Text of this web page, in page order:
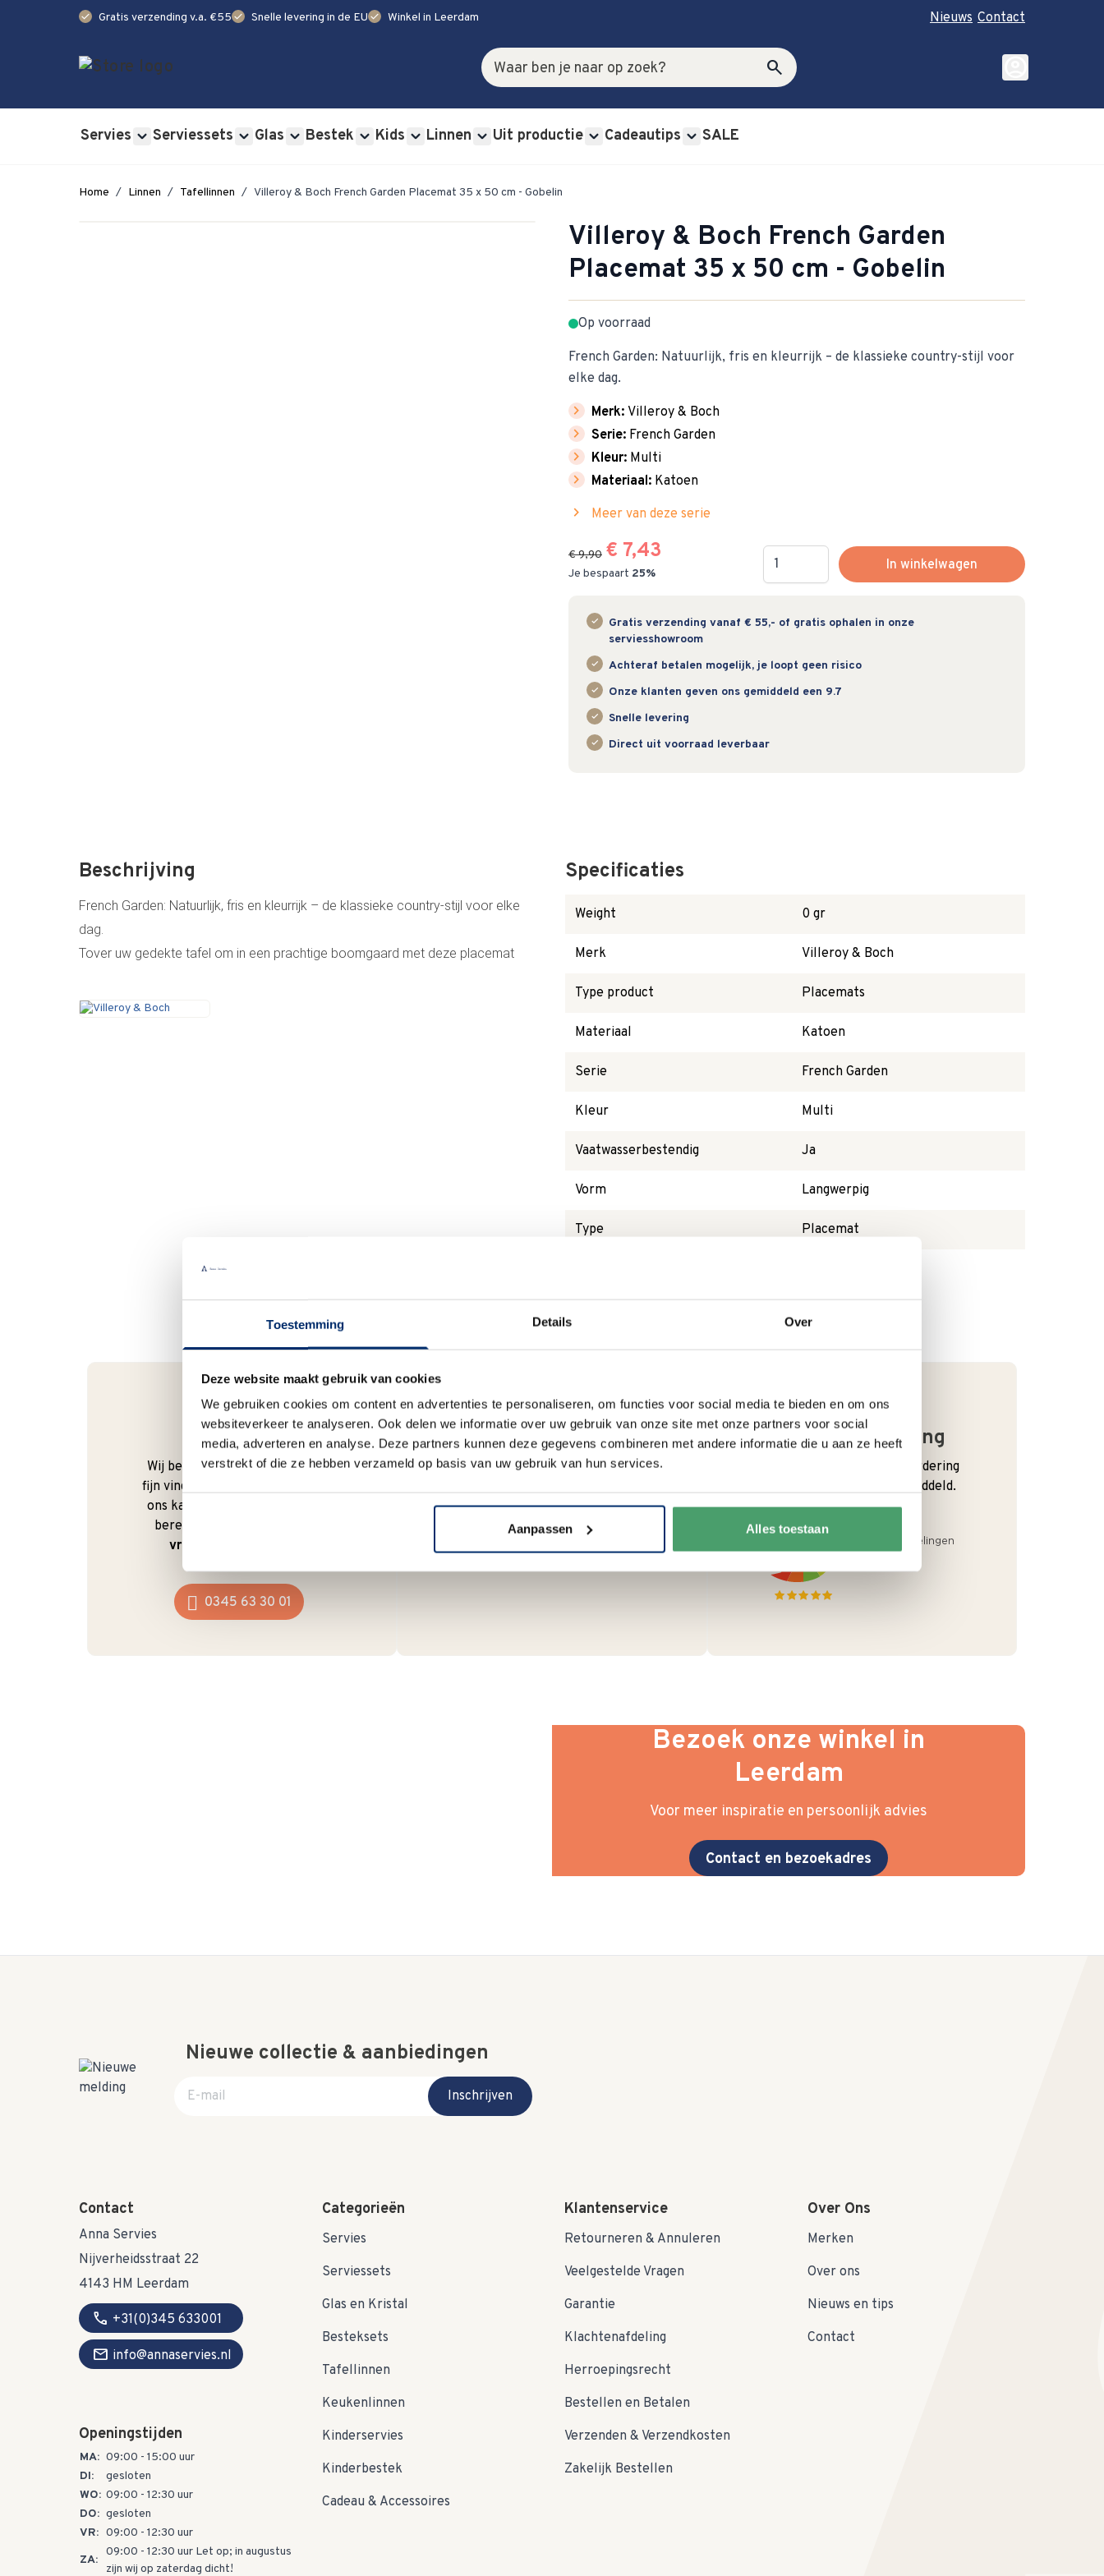
Toestemming Details Over
Deze website maakt gebruik van cookies
We gebruiken cookies om content en advertenties te personaliseren, om functies voor social media te bieden en om ons
websiteverkeer te analyseren. Ook delen we informatie over uw gebruik van onze site met onze partners voor social
media, adverteren en analyse. Deze partners kunnen deze gegevens combineren met andere informatie die u aan ze heeft
verstrekt of die ze hebben verzameld op basis van uw gebruik van hun services.
Aanpassen Alles toestaan
check Gratis verzending v.a. €55check Snelle levering in de EUcheck Winkel in Leerdam Nieuws Contact
Zoek
search
Servies Serviessets Glas Bestek Kids Linnen Uit productie Cadeautips SALE
account_circle
Home / Linnen / Tafellinnen / Villeroy & Boch French Garden Placemat 35 x 50 cm - Gobelin
Villeroy & Boch French Garden
Placemat 35 x 50 cm - Gobelin
Op voorraad
French Garden: Natuurlijk, fris en kleurrijk – de klassieke country-stijl voor
elke dag.
chevron_right Merk: Villeroy & Boch
chevron_right Serie: French Garden
chevron_right Kleur: Multi
chevron_right Materiaal: Katoen
chevron_right Meer van deze serie
€ 9,90 € 7,43
Je bespaart 25%
Hoeveelheid
In winkelwagen
Gratis verzending vanaf € 55,- of gratis ophalen in onze
serviesshowroom
Achteraf betalen mogelijk, je loopt geen risico
Onze klanten geven ons gemiddeld een 9.7
Snelle levering
Direct uit voorraad leverbaar
Beschrijving
French Garden: Natuurlijk, fris en kleurrijk – de klassieke country-stijl voor elke
dag.
Tover uw gedekte tafel om in een prachtige boomgaard met deze placemat
Specificaties
Weight 0 gr
Merk Villeroy & Boch
Type product Placemats
Materiaal Katoen
Serie French Garden
Kleur Multi
Vaatwasserbestendig Ja
Vorm Langwerpig
Type Placemat
WaaromAnna?
Bel gerust
Wij begrijpen dat je als klant het
fijn vindt om te kunnen bellen. Bij
ons kan dat ook gewoon. We zijn
bereikbaar van
vrijdag van 9:00 - 17:00
0345 63 30 01
Duurzaam
We verpakken onze producten
hergebruikt karton en papier.
Vanaf € 55,-wordt jouw bestelling
Goede waardering
We krijgen een goede waardering
van Onze klanten. 9+ gemiddeld.
Bezoek onze winkel in
Leerdam
Voor meer inspiratie en persoonlijk advies
Contact en bezoekadres
Nieuwe collectie & aanbiedingen
E-mail adres
Inschrijven
Contact
Anna Servies
Nijverheidsstraat 22
4143 HM Leerdam
call +31(0)345 633001
mail info@annaservies.nl
Openingstijden
MA: 09:00 - 15:00 uur
DI:
gesloten
WO: 09:00 - 12:30 uur
DO: gesloten
VR: 09:00 - 12:30 uur
ZA:
09:00 - 12:30 uur Let op; in augustus
zijn wij op zaterdag dicht!
Categorieën
Servies
Serviessets
Glas en Kristal
Besteksets
Tafellinnen
Keukenlinnen
Kinderservies
Kinderbestek
Cadeau & Accessoires
Klantenservice
Retourneren & Annuleren
Veelgestelde Vragen
Garantie
Klachtenafdeling
Herroepingsrecht
Bestellen en Betalen
Verzenden & Verzendkosten
Zakelijk Bestellen
Over Ons
Merken
Over ons
Nieuws en tips
Contact